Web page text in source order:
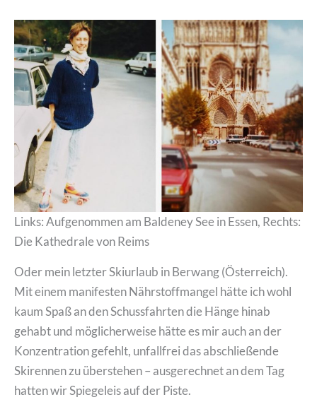
Links: Aufgenommen am Baldeney See in Essen, Rechts:
Die Kathedrale von Reims
Oder mein letzter Skiurlaub in Berwang (Österreich).
Mit einem manifesten Nährstoffmangel hätte ich wohl
kaum Spaß an den Schussfahrten die Hänge hinab
gehabt und möglicherweise hätte es mir auch an der
Konzentration gefehlt, unfallfrei das abschließende
Skirennen zu überstehen – ausgerechnet an dem Tag
hatten wir Spiegeleis auf der Piste.